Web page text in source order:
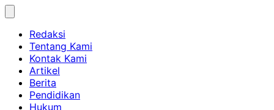
Skip
contentRedaksi
Tentang Kami
Kontak Kami
Artikel
Berita
Pendidikan
Hukum